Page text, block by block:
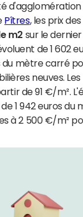
d'agglomération
Pîtres, les prix
m2 sur le
de 1 602
du mètre carré
neuves.
de 91 €/m².
1 942 euros du
à 2 500 €/m²